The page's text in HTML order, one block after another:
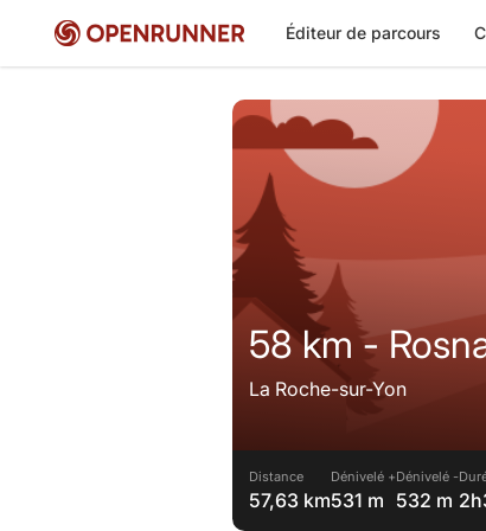
Éditeur de parcours
58 km -
La Roche-sur-Yon
Distance
57,63 km
Dénivelé +
531 m
Dénivelé -
532 m